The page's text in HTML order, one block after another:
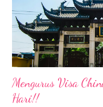
lebih baik agar kecantikan
saya berdomisili di Ubud, Bali
Mengurus Visa
Hari!!